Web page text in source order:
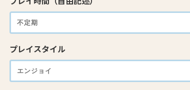
プレイスタイル